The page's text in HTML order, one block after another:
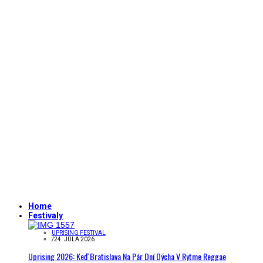
Home
Festivaly
UPRISING FESTIVAL
/24. JÚLA 2026
Uprising 2026: Keď Bratislava Na Pár Dní Dýcha V Rytme Reggae